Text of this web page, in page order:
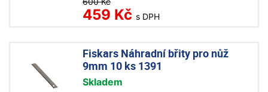
459 Kč s DPH
Fiskars Náhradní břity pro nůž
9mm 10 ks 1391
Skladem